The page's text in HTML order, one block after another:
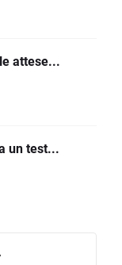
attese...
un test...